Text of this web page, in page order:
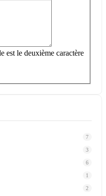
est le deuxième caractère
7
3
6
1
2